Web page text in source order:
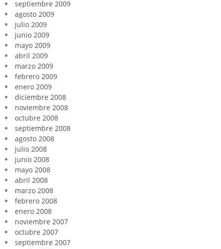
septiembre 2009
agosto 2009
julio 2009
junio 2009
mayo 2009
abril 2009
marzo 2009
febrero 2009
enero 2009
diciembre 2008
noviembre 2008
octubre 2008
septiembre 2008
agosto 2008
julio 2008
junio 2008
mayo 2008
abril 2008
marzo 2008
febrero 2008
enero 2008
noviembre 2007
octubre 2007
septiembre 2007